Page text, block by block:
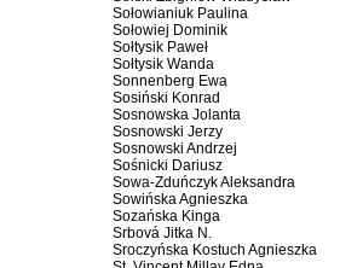
Sołowianiuk Paulina
Sołowiej Dominik
Sołtysik Paweł
Sołtysik Wanda
Sonnenberg Ewa
Sosiński Konrad
Sosnowska Jolanta
Sosnowski Jerzy
Sosnowski Andrzej
Sośnicki Dariusz
Sowa-Zduńczyk Aleksandra
Sowińska Agnieszka
Sozańska Kinga
Srbová Jitka N.
Sroczyńska Kostuch Agnieszka